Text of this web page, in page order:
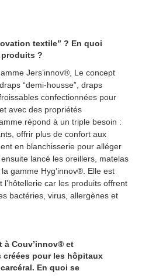
textile” ? En quoi
?
Jers’innov®, Le concept
“demi-housse”, draps
confectionnées pour
avec des propriétés
répond à un triple besoin :
offrir plus de confort aux
en blanchisserie pour alléger
lancé les oreillers, matelas
gamme Hyg’innov®. Elle est
car les produits offrent
bactéries, virus, allergènes et
à Couv’innov® et
créées pour les hôpitaux
En quoi se